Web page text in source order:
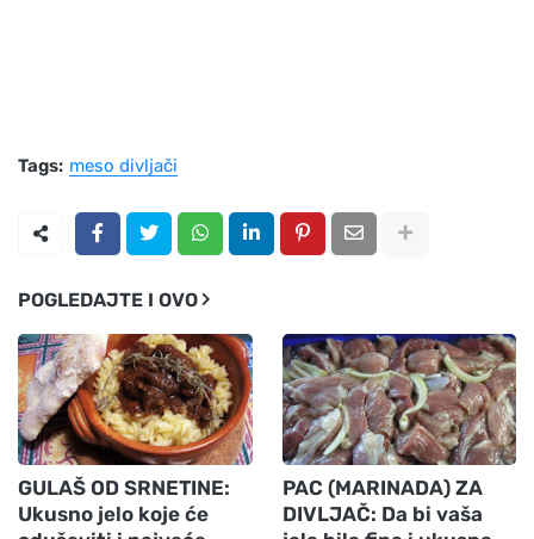
Tags: meso divljači
POGLEDAJTE I OVO
GULAŠ OD SRNETINE:
Ukusno jelo koje će
PAC (MARINADA) ZA
DIVLJAČ: Da bi vaša